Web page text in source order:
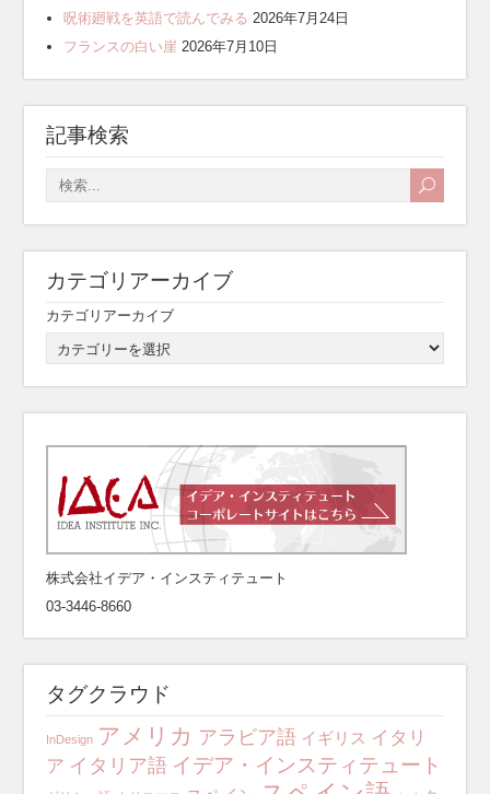
呪術廻戦を英語で読んでみる 2026年7月24日
フランスの白い崖 2026年7月10日
記事検索
カテゴリアーカイブ
カテゴリアーカイブ
株式会社イデア・インスティテュート
03-3446-8660
タグクラウド
InDesign アメリカ アラビア語 イギリス イタリ
ア イタリア語 イデア・インスティテュート